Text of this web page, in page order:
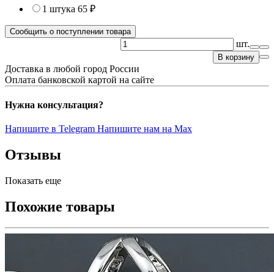
1 штука 65 ₽
Сообщить о поступлении товара
шт.
В корзину
Доставка в любой город России
Оплата банковской картой на сайте
Нужна консультация?
Напишите в Telegram Напишите нам на Max
Отзывы
Показать еще
Похожие товары